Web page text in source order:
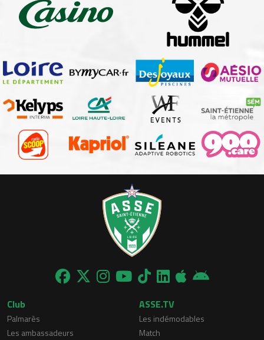
Club
Palmarès
Les ambassadeurs
ASSE.TV
Les indémodables
Match